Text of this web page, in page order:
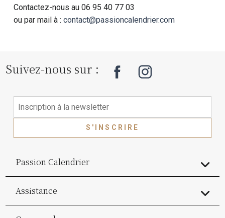
Contactez-nous au 06 95 40 77 03
ou par mail à :contact@passioncalendrier.com
Suivez-nous sur :
S'INSCRIRE
Passion Calendrier
Assistance